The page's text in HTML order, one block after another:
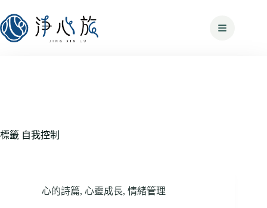
標籤 自我控制
心的詩篇, 心靈成長, 情緒管理